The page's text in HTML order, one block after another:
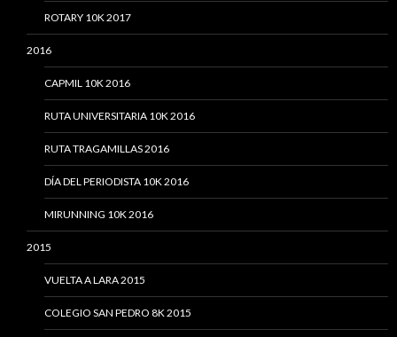
ROTARY 10K 2017
2016
CAPMIL 10K 2016
RUTA UNIVERSITARIA 10K 2016
RUTA TRAGAMILLAS 2016
DÍA DEL PERIODISTA 10K 2016
MIRUNNING 10K 2016
2015
VUELTA A LARA 2015
COLEGIO SAN PEDRO 8K 2015